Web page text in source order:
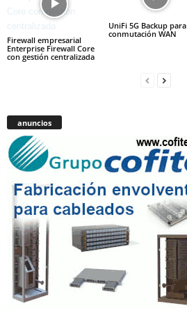
Firewall empresarial
Enterprise Firewall Core
con gestión centralizada
UniFi 5G Backup para
conmutación WAN
anuncios